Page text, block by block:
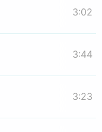
3:02
3:44
3:23